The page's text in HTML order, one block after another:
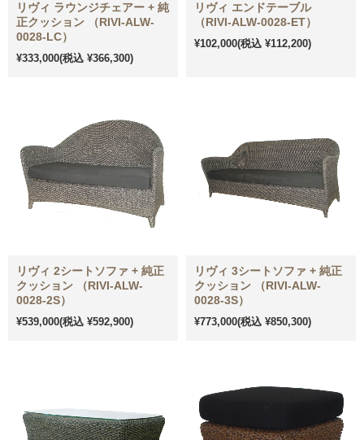
リヴィ ラウンジチェアー + 純
正クッション （RIVI-ALW-
0028-LC）
¥333,000(税込 ¥366,300)
リヴィ エンドテーブル
（RIVI-ALW-0028-ET）
¥102,000(税込 ¥112,200)
リヴィ 2シートソファ + 純正
クッション （RIVI-ALW-
0028-2S）
¥539,000(税込 ¥592,900)
リヴィ 3シートソファ + 純正
クッション （RIVI-ALW-
0028-3S）
¥773,000(税込 ¥850,300)